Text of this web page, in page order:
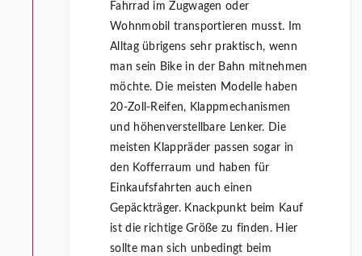
Fahrrad im Zugwagen oder
Wohnmobil transportieren musst. Im
Alltag übrigens sehr praktisch, wenn
man sein Bike in der Bahn mitnehmen
möchte. Die meisten Modelle haben
20-Zoll-Reifen, Klappmechanismen
und höhenverstellbare Lenker. Die
meisten Klappräder passen sogar in
den Kofferraum und haben für
Einkaufsfahrten auch einen
Gepäckträger. Knackpunkt beim Kauf
ist die richtige Größe zu finden. Hier
sollte man sich unbedingt beim